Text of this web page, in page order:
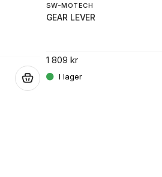
SW-MOTECH
GEAR LEVER
1 809 kr